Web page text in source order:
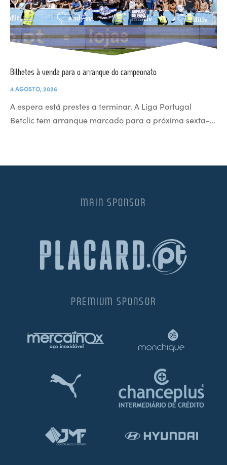
Bilhetes à venda para o arranque do campeonato
4 AGOSTO, 2026
A espera está prestes a terminar. A Liga Portugal
Betclic tem arranque marcado para a próxima sexta-…
MAIN SPONSOR
PREMIUM SPONSOR